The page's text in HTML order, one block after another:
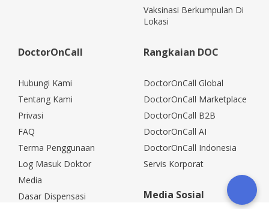
Vaksinasi Berkumpulan Di
Lokasi
DoctorOnCall
Hubungi Kami
Tentang Kami
Privasi
FAQ
Terma Penggunaan
Log Masuk Doktor
Media
Dasar Dispensasi
Rangkaian DOC
DoctorOnCall Global
DoctorOnCall Marketplace
DoctorOnCall B2B
DoctorOnCall AI
DoctorOnCall Indonesia
Servis Korporat
Media Sosial